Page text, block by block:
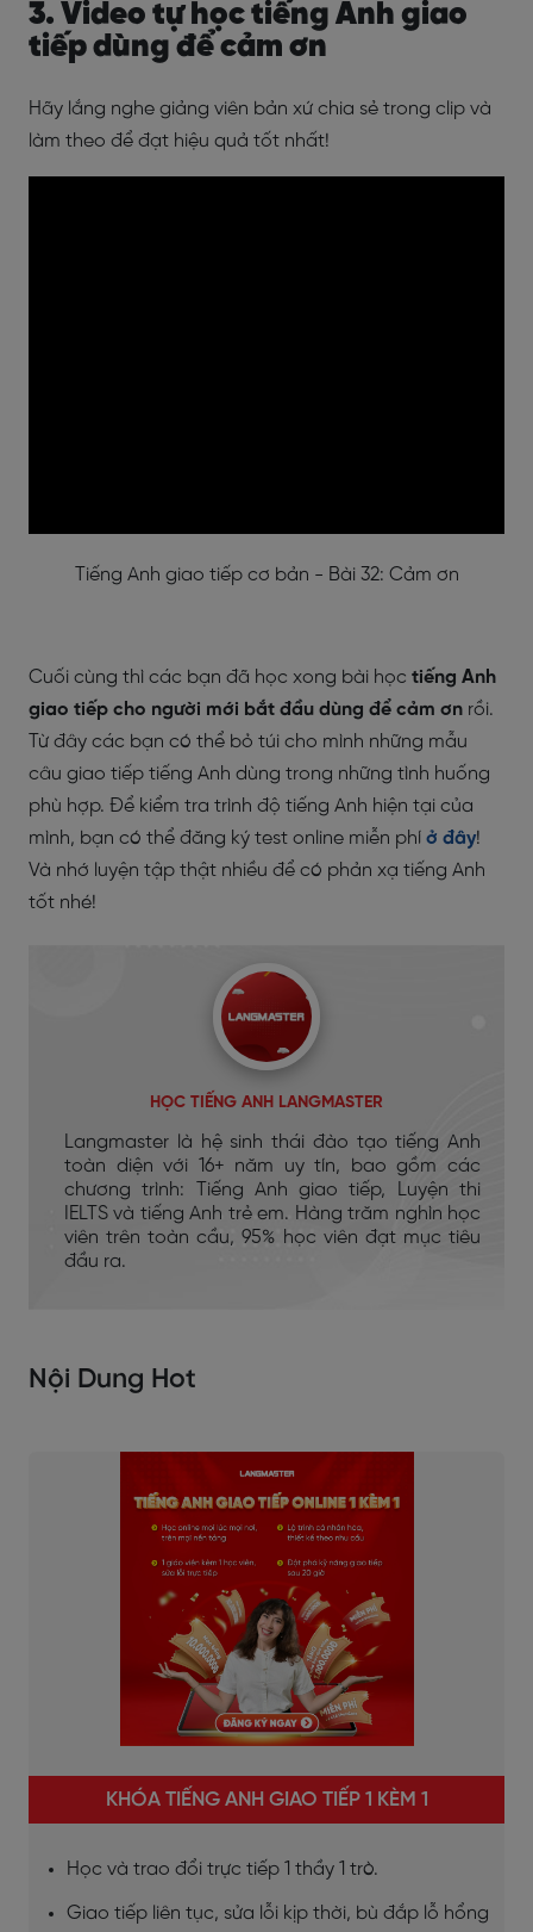
3. Video tự học tiếng Anh giao
tiếp dùng để cảm ơn
Hãy lắng nghe giảng viên bản xứ chia sẻ trong clip và
làm theo để đạt hiệu quả tốt nhất!
Tiếng Anh giao tiếp cơ bản - Bài 32: Cảm ơn
Cuối cùng thì các bạn đã học xong bài học tiếng Anh
giao tiếp cho người mới bắt đầu dùng để cảm ơn rồi.
Từ đây các bạn có thể bỏ túi cho mình những mẫu
câu giao tiếp tiếng Anh dùng trong những tình huống
phù hợp. Để kiểm tra trình độ tiếng Anh hiện tại của
mình, bạn có thể đăng ký test online miễn phí ở đây!
Và nhớ luyện tập thật nhiều để có phản xạ tiếng Anh
tốt nhé!
HỌC TIẾNG ANH LANGMASTER
Langmaster là hệ sinh thái đào tạo tiếng Anh
toàn diện với 16+ năm uy tín, bao gồm các
chương trình: Tiếng Anh giao tiếp, Luyện thi
IELTS và tiếng Anh trẻ em. Hàng trăm nghìn học
viên trên toàn cầu, 95% học viên đạt mục tiêu
đầu ra.
Nội Dung Hot
KHÓA TIẾNG ANH GIAO TIẾP 1 KÈM 1
Học và trao đổi trực tiếp 1 thầy 1 trò.
Giao tiếp liên tục, sửa lỗi kịp thời, bù đắp lỗ hổng